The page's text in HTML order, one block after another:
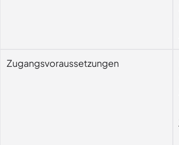
Zugangsvoraussetzungen